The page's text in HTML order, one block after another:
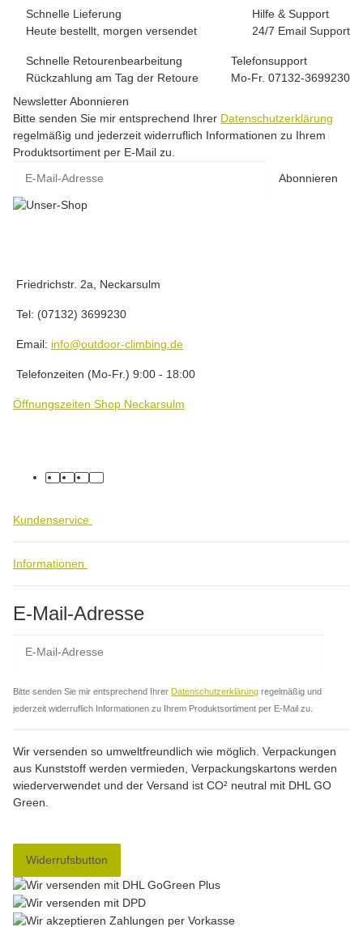
Schnelle Lieferung
Heute bestellt, morgen versendet
Hilfe & Support
24/7 Email Support
Schnelle Retourenbearbeitung
Rückzahlung am Tag der Retoure
Telefonsupport
Mo-Fr. 07132-3699230
Newsletter Abonnieren
Bitte senden Sie mir entsprechend Ihrer Datenschutzerklärung
regelmäßig und jederzeit widerruflich Informationen zu Ihrem
Produktsortiment per E-Mail zu.
Abonnieren
Friedrichstr. 2a, Neckarsulm
Tel: (07132) 3699230
Email: info@outdoor-climbing.de
Telefonzeiten (Mo-Fr.) 9:00 - 18:00
Öffnungszeiten Shop Neckarsulm
facebook
youtube
instagram
tiktok
Kundenservice
Informationen
E-Mail-Adresse
Bitte senden Sie mir entsprechend Ihrer Datenschutzerklärung regelmäßig und
jederzeit widerruflich Informationen zu Ihrem Produktsortiment per E-Mail zu.
Wir versenden so umweltfreundlich wie möglich. Verpackungen
aus Kunststoff werden vermieden, Verpackungskartons werden
wiederverwendet und der Versand ist CO² neutral mit DHL GO
Green.
Widerrufsbutton